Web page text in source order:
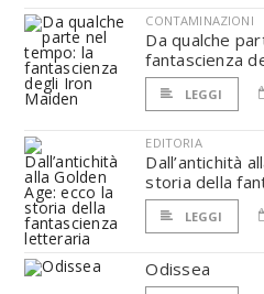
CONTAMINAZIONI
Da qualche
fantascienza
LEGGI
EDITORIA
Dall’antichità
storia della
LEGGI
Odissea